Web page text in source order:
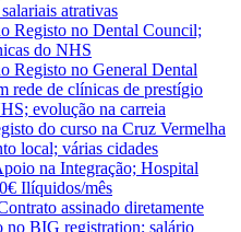
atrativas
Registo no Dental Council;
do NHS
Registo no General Dental
rede de clínicas de prestígio
evolução na carreia
do curso na Cruz Vermelha
local; várias cidades
na Integração; Hospital
Ilíquidos/mês
assinado diretamente
no BIG registration; salário